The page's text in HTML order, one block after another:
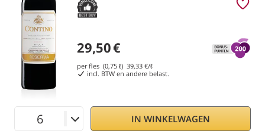
29,50€
per fles (0,75 ℓ) 39,33 €/ℓ
incl. BTW en andere belast.
IN WINKELWAGEN